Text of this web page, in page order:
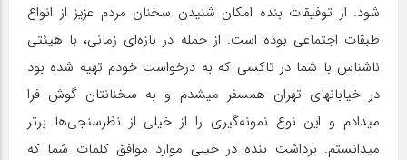
شود. از توفیقات بنده امکان شنیدن سخنان مردم عزیز از انواع
طبقات اجتماعی بوده است. از جمله در بازه‌ای زمانی، با هیئتی
ناشناس با شما در تاکسی که به درخواست خودم تهیه شده بود
در خیابانهای تهران همسفر میشدم و به سخنانتان گوش فرا
میدادم و این نوع نمونه‌گیری را از خیلی از نظرسنجی‌ها برتر
میدانستم. برداشت بنده در خیلی موارد موافق کلمات شما که